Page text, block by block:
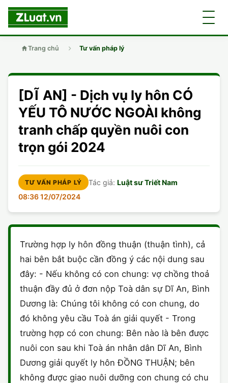
LUẬT SƯ
CHUYÊN VIÊN
TUYỂN DỤNG
DÂN SỰ
DOANH NGHIỆP
GIẤY PHÉP CON
LAO ĐỘNG
SỞ HỮU TRÍ TUỆ
THUẾ - BẢO HIỂM
DÂN SỰ
DOANH NGHIỆP
ĐẤT ĐAI
HÀNH CHÍNH
HÌNH SỰ
HÔN NHÂN - GIA ĐÌNH
LAO ĐỘNG
SỞ HỮU TRÍ TUỆ
DI CHÚC
ĐĂNG KÝ XE
DOANH NGHIỆP
HỘ KINH DOANH
SỞ HỮU TRÍ TUỆ
LÝ LỊCH TƯ PHÁP
LY HÔN
ĐẤT ĐAI
HÌNH SỰ
HỢP ĐỒNG
TỐ TỤNG
KHÁC
Trang chủ Tư vấn pháp lý
[DĨ AN] - Dịch vụ ly hôn CÓ
YẾU TÔ NƯỚC NGOÀI không
tranh chấp quyền nuôi con
trọn gói 2024
TƯ VẤN PHÁP LÝ Tác giả:Luật sư Triết Nam
08:36 12/07/2024
Trường hợp ly hôn đồng thuận (thuận tình), cả
hai bên bắt buộc cần đồng ý các nội dung sau
đây: - Nếu không có con chung: vợ chồng thoả
thuận đầy đủ ở đơn nộp Toà dân sự Dĩ An, Bình
Dương là: Chúng tôi không có con chung, do
đó không yêu cầu Toà án giải quyết - Trong
trường hợp có con chung: Bên nào là bên được
nuôi con sau khi Toà án nhân dân Dĩ An, Bình
Dương giải quyết ly hôn ĐỒNG THUẬN; bên
không được giao nuôi dưỡng con chung có chu